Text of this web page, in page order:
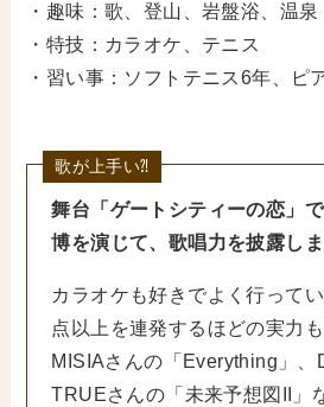
・趣味：歌、登山、岩盤浴、温泉
・特技：カラオケ、テニス
・習い事：ソフトテニス6年、ピ
歌が上手い⁈
舞台「ゲートシティーの恋」
博を演じて、歌唱力を披露しま
カラオケも好きでよく行って
点以上を連発するほどの実力
MISIAさんの「Everything」、
TRUEさんの「未来予想図II」